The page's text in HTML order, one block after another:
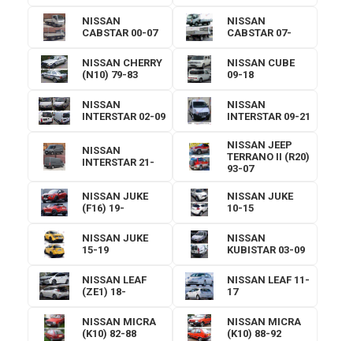
NISSAN
CABSTAR 00-07
NISSAN
CABSTAR 07-
NISSAN CHERRY
(N10) 79-83
NISSAN CUBE
09-18
NISSAN
INTERSTAR 02-09
NISSAN
INTERSTAR 09-21
NISSAN
INTERSTAR 21-
NISSAN JEEP
TERRANO II (R20)
93-07
NISSAN JUKE
(F16) 19-
NISSAN JUKE
10-15
NISSAN JUKE
15-19
NISSAN
KUBISTAR 03-09
NISSAN LEAF
(ZE1) 18-
NISSAN LEAF 11-
17
NISSAN MICRA
(K10) 82-88
NISSAN MICRA
(K10) 88-92